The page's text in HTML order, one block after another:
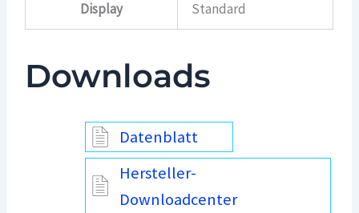
Display Standard
Downloads
Datenblatt
Hersteller-
Downloadcenter